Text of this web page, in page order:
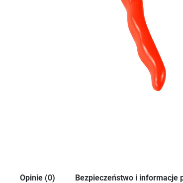
Opinie (0) Bezpieczeństwo i informacje